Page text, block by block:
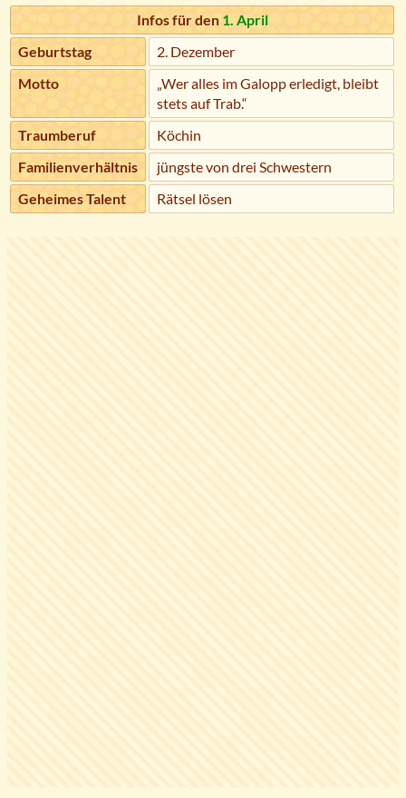
Infos für den 1. April
Geburtstag
2. Dezember
Motto
„Wer alles im Galopp erledigt, bleibt
stets auf Trab.“
Traumberuf
Köchin
Familienverhältnis
jüngste von drei Schwestern
Geheimes Talent
Rätsel lösen